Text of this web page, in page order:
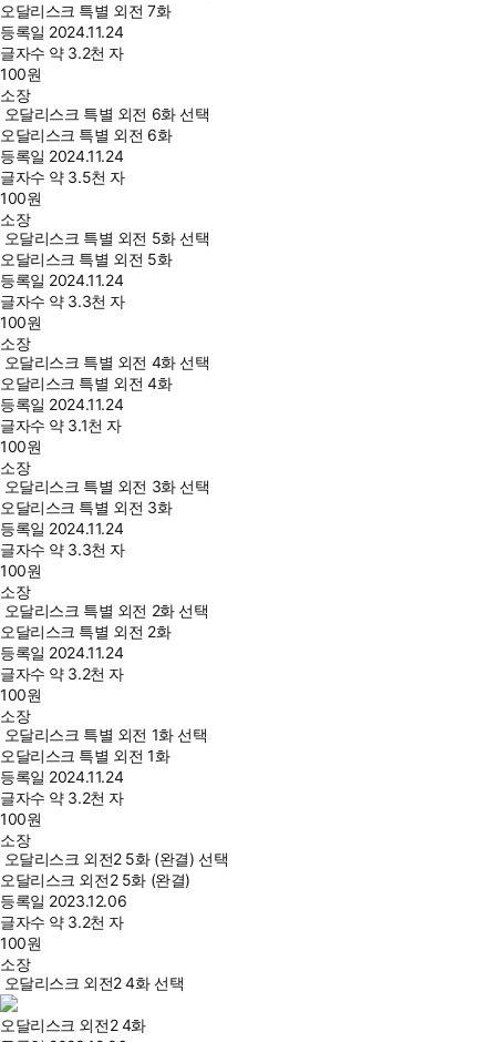
오달리스크 특별 외전 7화
등록일 2024.11.24
글자수 약 3.2천 자
100원
소장
오달리스크 특별 외전 6화 선택
오달리스크 특별 외전 6화
등록일 2024.11.24
글자수 약 3.5천 자
100원
소장
오달리스크 특별 외전 5화 선택
오달리스크 특별 외전 5화
등록일 2024.11.24
글자수 약 3.3천 자
100원
소장
오달리스크 특별 외전 4화 선택
오달리스크 특별 외전 4화
등록일 2024.11.24
글자수 약 3.1천 자
100원
소장
오달리스크 특별 외전 3화 선택
오달리스크 특별 외전 3화
등록일 2024.11.24
글자수 약 3.3천 자
100원
소장
오달리스크 특별 외전 2화 선택
오달리스크 특별 외전 2화
등록일 2024.11.24
글자수 약 3.2천 자
100원
소장
오달리스크 특별 외전 1화 선택
오달리스크 특별 외전 1화
등록일 2024.11.24
글자수 약 3.2천 자
100원
소장
오달리스크 외전2 5화 (완결) 선택
오달리스크 외전2 5화 (완결)
등록일 2023.12.06
글자수 약 3.2천 자
100원
소장
오달리스크 외전2 4화 선택
오달리스크 외전2 4화